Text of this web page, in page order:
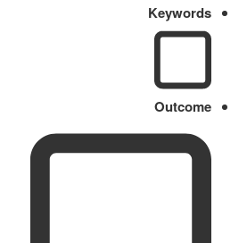
Keywords
Outcome